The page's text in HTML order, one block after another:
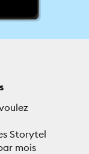
Storytel
mois